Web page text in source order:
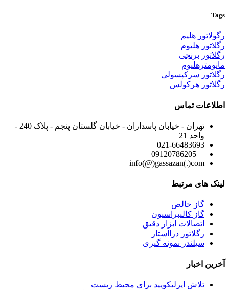
Tags
رگولاتور هلیم
رگلاتور هلیوم
رگلاتور برنجی
مانومترهلیوم
رگلاتور سرکپسولی
رگلاتور هرکولس
اطلاعات تماس
تهران - خیابان پاسداران - خیابان گلستان پنجم - پلاک 240 -
واحد 21
021-66483693
info(@)gassazan(.)com
لینک های مرتبط
گاز خالص
گاز کالیبراسیون
اتصالات ابزار دقیق
رگلاتور درااستار
سیلندر نمونه گیری
آخرین اخبار
تلاش ایرلیکویید برای محیط زیست